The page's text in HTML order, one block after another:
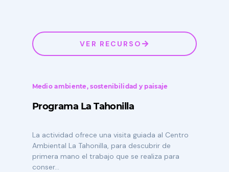
VER RECURSO
Medio ambiente, sostenibilidad y paisaje
Programa La Tahonilla
La actividad ofrece una visita guiada al Centro
Ambiental La Tahonilla, para descubrir de
primera mano el trabajo que se realiza para
conser...